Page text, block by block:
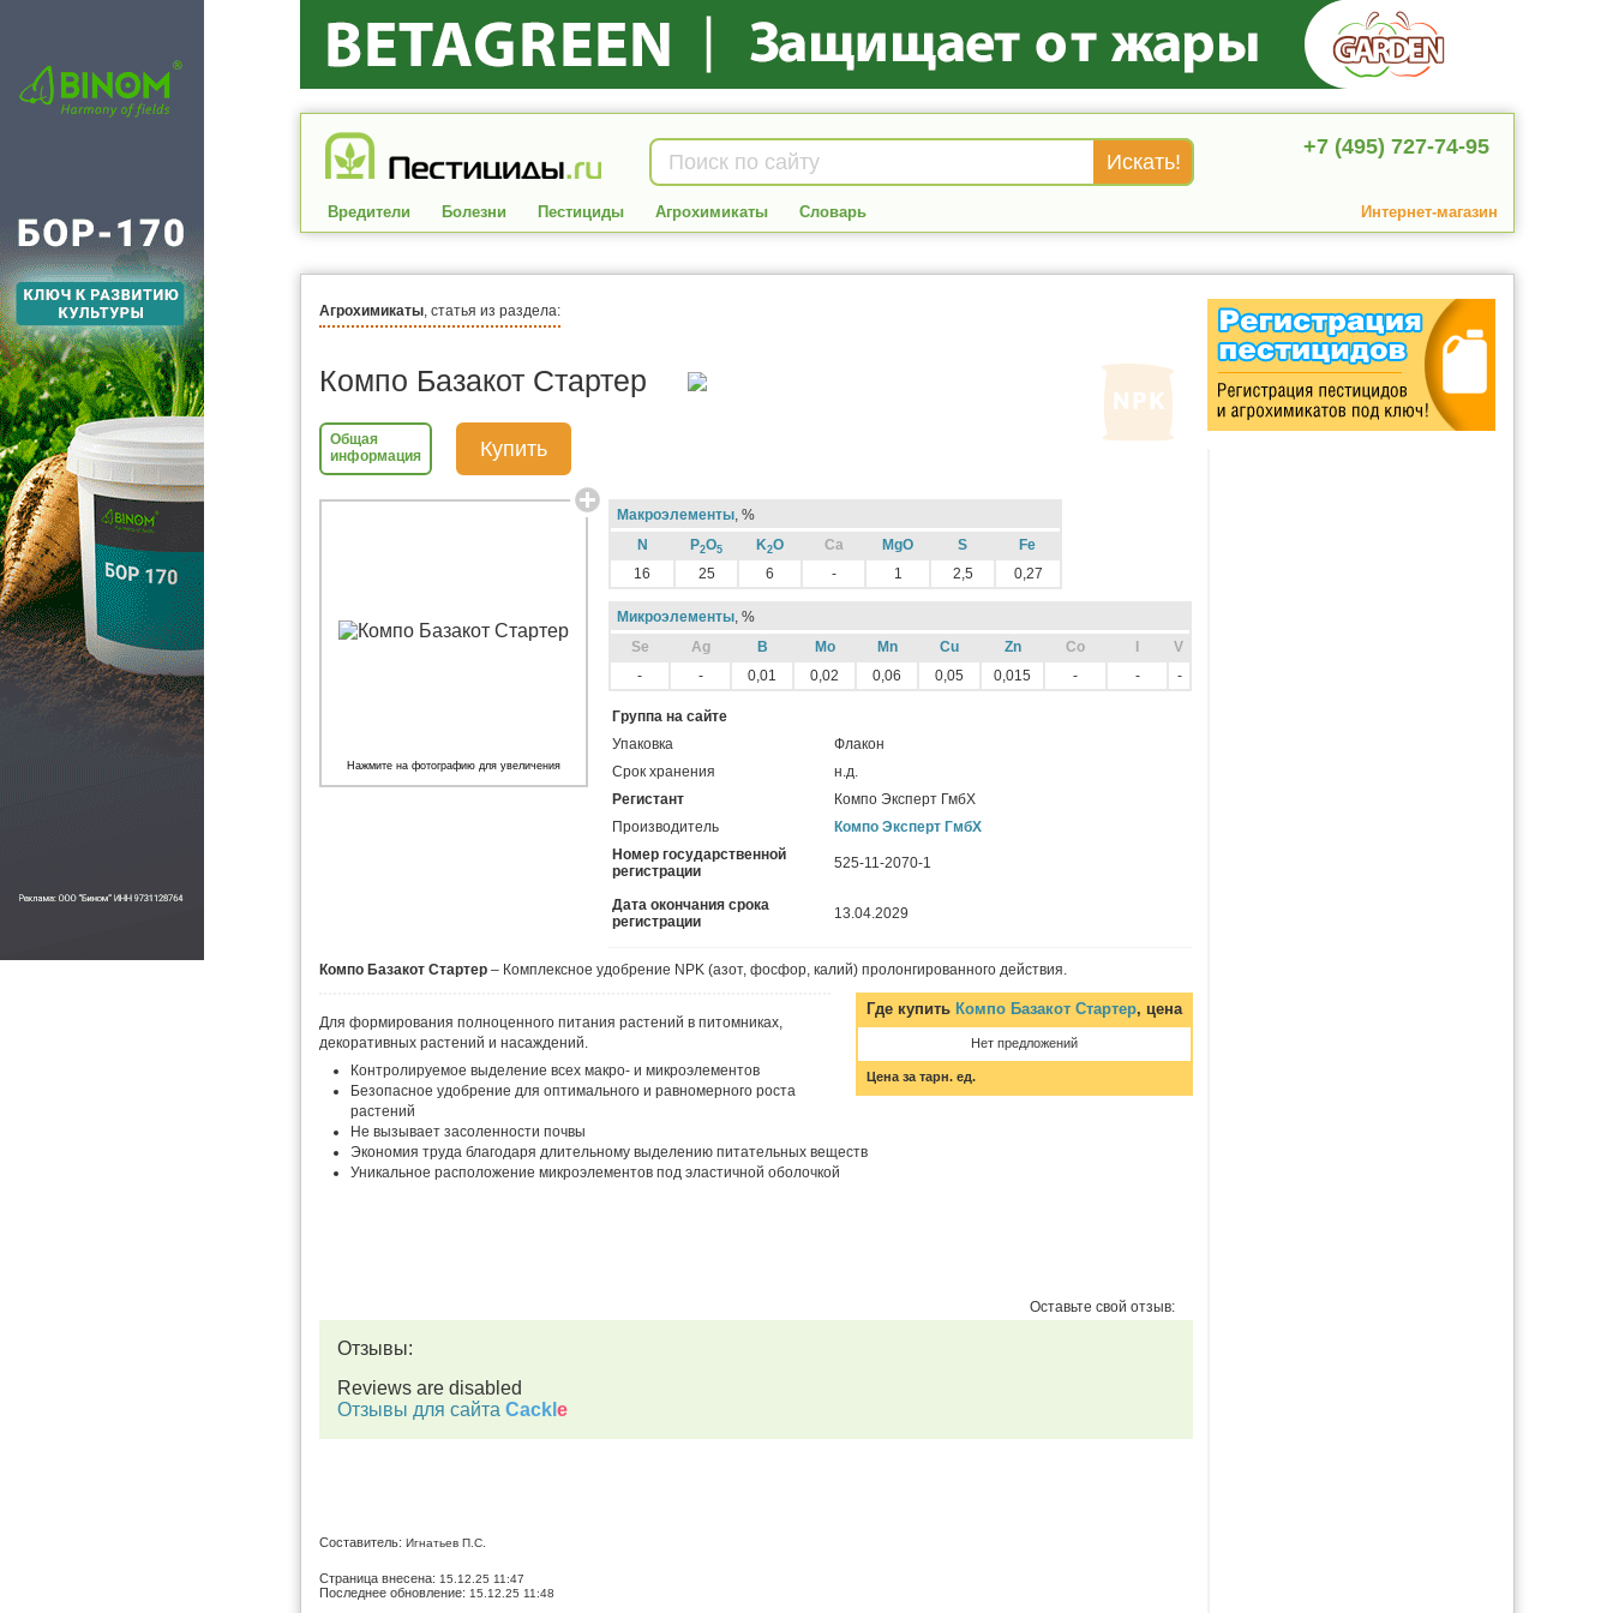
+7 (495) 727-74-95
Вредители Болезни Пестициды Агрохимикаты Словарь Интернет-магазин
Агрохимикаты, статья из раздела:
Компо Базакот Стартер
Общая
информация
Купить
Макроэлементы, %
N
P2O5 K2O Ca MgO S
Fe
16
25 6 - 1 2,5 0,27
Микроэлементы, %
Sе
Ag B Mo Mn Cu Zn Co
V
-
- 0,01 0,02 0,06 0,05 0,015 - - -
Группа на сайте
Упаковка
Флакон
Срок хранения
н.д.
Регистант
Компо Эксперт ГмбХ
Производитель
Компо Эксперт ГмбХ
Номер государственной
регистрации
525-11-2070-1
Дата окончания срока
регистрации
13.04.2029
Нажмите на фотографию для увеличения
Компо Базакот Стартер – Комплексное удобрение NPK (азот, фосфор, калий) пролонгированного действия.
Где купить Компо Базакот Стартер, цена
Нет предложений
Цена за тарн. ед.
Для формирования полноценного питания растений в питомниках,
декоративных растений и насаждений.
Контролируемое выделение всех макро- и микроэлементов
Безопасное удобрение для оптимального и равномерного роста
растений
Не вызывает засоленности почвы
Экономия труда благодаря длительному выделению питательных веществ
Уникальное расположение микроэлементов под эластичной оболочкой
Оставьте свой отзыв:
Отзывы:
Reviews are disabled
Отзывы для сайта Cackl e
Составитель: Игнатьев П.С.
Страница внесена: 15.12.25 11:47
Последнее обновление: 15.12.25 11:48